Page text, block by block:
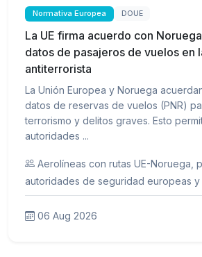
Normativa Europea DOUE
La UE firma acuerdo con
datos de pasajeros de vuelos en
antiterrorista
La Unión Europea y Noruega
datos de reservas de vuelos (PNR)
terrorismo y delitos graves. Esto
autoridades ...
Aerolíneas con rutas UE-Noruega,
autoridades de seguridad europeas y
06 Aug 2026